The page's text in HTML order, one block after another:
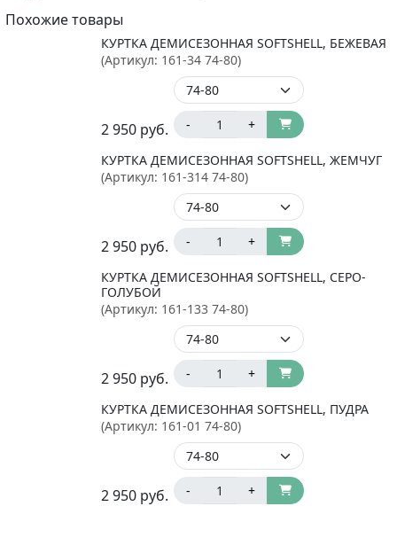
Похожие товары
КУРТКА ДЕМИСЕЗОННАЯ SOFTSHELL, БЕЖЕВАЯ
(Артикул: 161-34 74-80)
2 950 руб. - +
КУРТКА ДЕМИСЕЗОННАЯ SOFTSHELL, ЖЕМЧУГ
(Артикул: 161-314 74-80)
2 950 руб. - +
КУРТКА ДЕМИСЕЗОННАЯ SOFTSHELL, СЕРО-
ГОЛУБОЙ
(Артикул: 161-133 74-80)
2 950 руб. - +
КУРТКА ДЕМИСЕЗОННАЯ SOFTSHELL, ПУДРА
(Артикул: 161-01 74-80)
2 950 руб. - +